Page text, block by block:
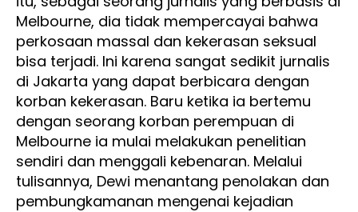
Melbourne, dia tidak mempercayai bahwa
perkosaan massal dan kekerasan seksual
bisa terjadi. Ini karena sangat sedikit jurnalis
di Jakarta yang dapat berbicara dengan
korban kekerasan. Baru ketika ia bertemu
dengan seorang korban perempuan di
Melbourne ia mulai melakukan penelitian
sendiri dan menggali kebenaran. Melalui
tulisannya, Dewi menantang penolakan dan
pembungkamanan mengenai kejadian